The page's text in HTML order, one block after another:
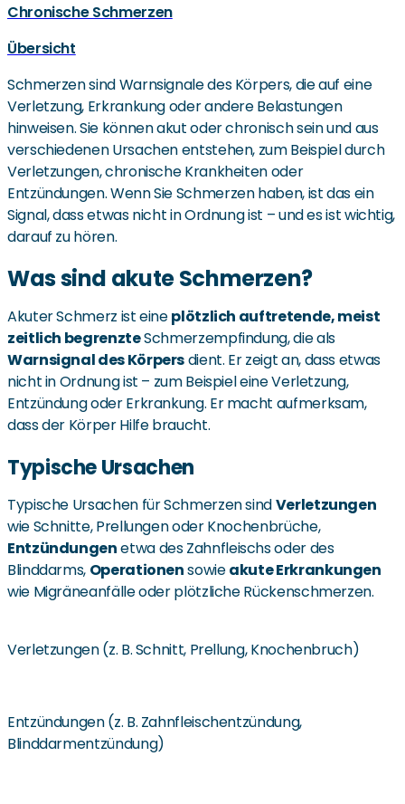
Chronische Schmerzen
Übersicht
Schmerzen sind Warnsignale des Körpers, die auf eine
Verletzung, Erkrankung oder andere Belastungen
hinweisen. Sie können akut oder chronisch sein und aus
verschiedenen Ursachen entstehen, zum Beispiel durch
Verletzungen, chronische Krankheiten oder
Entzündungen. Wenn Sie Schmerzen haben, ist das ein
Signal, dass etwas nicht in Ordnung ist – und es ist wichtig,
darauf zu hören.
Was sind akute Schmerzen?
Akuter Schmerz ist eineplötzlich auftretende, meist
zeitlich begrenzteSchmerzempfindung, die als
Warnsignal des Körpersdient. Er zeigt an, dass etwas
nicht in Ordnung ist – zum Beispiel eine Verletzung,
Entzündung oder Erkrankung. Er macht aufmerksam,
dass der Körper Hilfe braucht.
Typische Ursachen
Typische Ursachen für Schmerzen sindVerletzungen
wie Schnitte, Prellungen oder Knochenbrüche,
Entzündungenetwa des Zahnfleischs oder des
Blinddarms, Operationensowieakute Erkrankungen
wie Migräneanfälle oder plötzliche Rückenschmerzen.
Verletzungen (z. B. Schnitt, Prellung, Knochenbruch)
Entzündungen (z. B. Zahnfleischentzündung,
Blinddarmentzündung)